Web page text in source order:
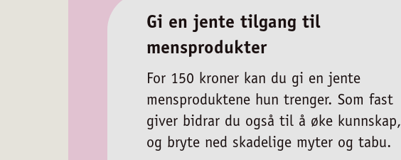
Gi en jente tilgang til
mensprodukter
For 150 kroner kan du gi en jente
mensproduktene hun trenger. Som fast
giver bidrar du også til å øke kunnskap,
og bryte ned skadelige myter og tabu.